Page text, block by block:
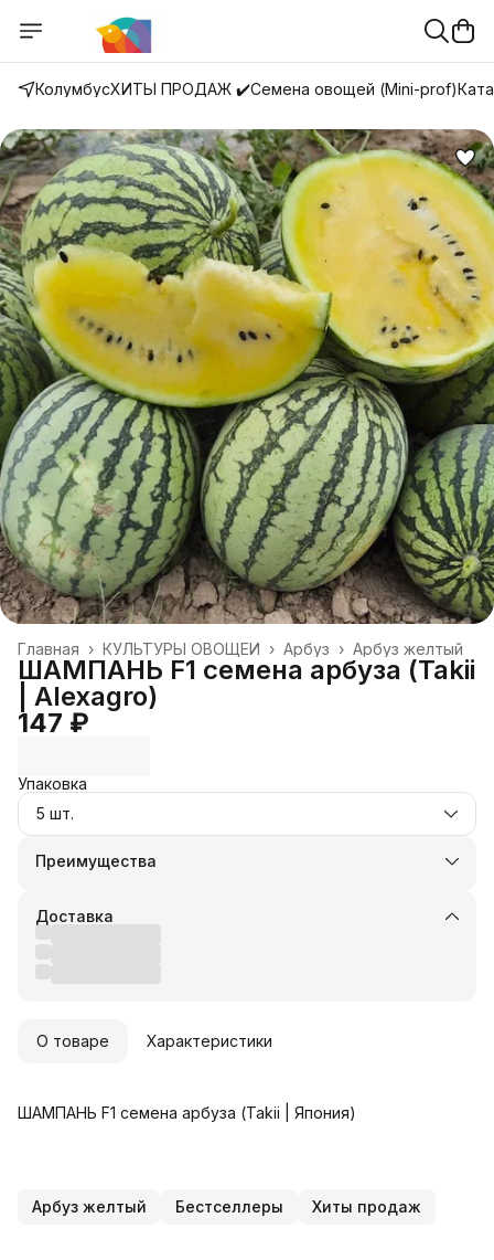
КолумбусХИТЫ ПРОДАЖ ✔️Семена овощей (Mini-prof)
Арбуз желтый
Арбуз ›
КУЛЬТУРЫ ОВОЩЕЙ ›
Главная ›
ШАМПАНЬ F1 семена арбуза (Takii
| Alexagro)
147 ₽
Упаковка
5 шт.
Преимущества
Оплата частями в Сплит
Удобный возврат
Доставка
О товаре Характеристики
ШАМПАНЬ F1 семена арбуза (Takii | Япония)
Арбуз желтый Бестселлеры Хиты продаж